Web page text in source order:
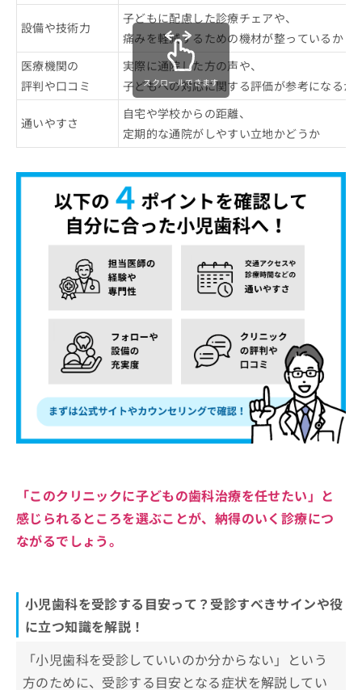
設備や技術力
子どもに配慮した診療チェアや、
痛みを軽減するための機材が整っているか
医療機関の
評判や口コミ
実際に通院した方の声や、
子どもへの対応に関する評価が参考になるか
通いやすさ
自宅や学校からの距離、
定期的な通院がしやすい立地かどうか
スクロールできます
「このクリニックに子どもの歯科治療を任せたい」と
感じられるところを選ぶことが、納得のいく診療につ
ながるでしょう。
小児歯科を受診する目安って？受診すべきサインや役
に立つ知識を解説！
「小児歯科を受診していいのか分からない」という
方のために、受診する目安となる症状を解説してい